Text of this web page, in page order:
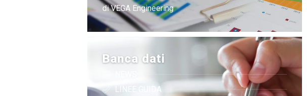
Banca dati
LINEE GUIDA
di VEGA Engineering